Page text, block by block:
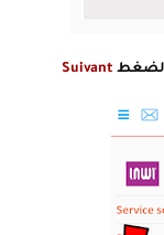
الضغط Suivant